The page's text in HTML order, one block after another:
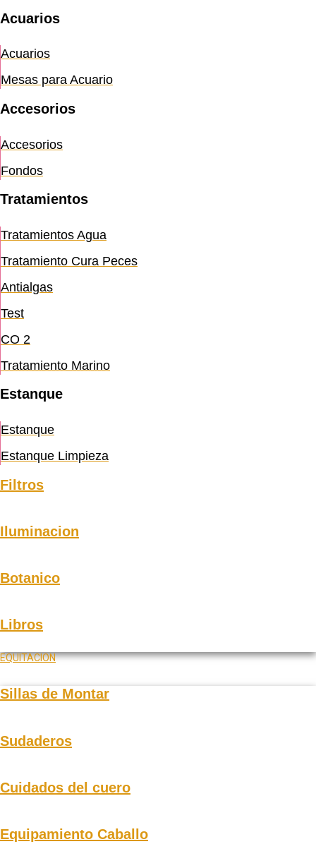
Acuarios
Acuarios
Mesas para Acuario
Accesorios
Accesorios
Fondos
Tratamientos
Tratamientos Agua
Tratamiento Cura Peces
Antialgas
Test
CO 2
Tratamiento Marino
Estanque
Estanque
Estanque Limpieza
Filtros
Iluminacion
Botanico
Libros
EQUITACION
Sillas de Montar
Sudaderos
Cuidados del cuero
Equipamiento Caballo